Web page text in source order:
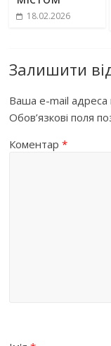
18.02.2026
Залишити
Ваша e-mail
Обов’язкові поля
Коментар*